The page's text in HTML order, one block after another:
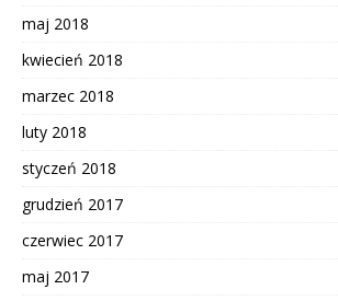
maj 2018
kwiecień 2018
marzec 2018
luty 2018
styczeń 2018
grudzień 2017
czerwiec 2017
maj 2017